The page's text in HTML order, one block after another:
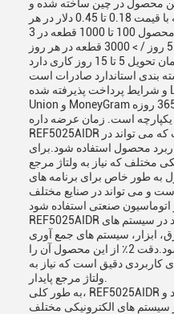
محصول در چین ساخته شده و
حداقل مقدار سفارش 100 قطعه با قیمت 0.18 تا 0.45 دلار در هر
قطعه است.ظرفیت عرضه این محصول 100 تا 1000 قطعه در 3
روز است/100 تا 3000 قطعه در 5 روز / > 3000 قطعه در هر روز
بندی استاندارد صادرات است
و شرایط پرداخت پذیرفته شده L / C، D / A، D / P، T / T، Western
Union و MoneyGram است. این محصول با گارانتی 365 روزه
است. زمان عرضه داره
REF5025AIDR اصلی یک محصول متنوع است که می تواند در
محصول استفاده شود.برای
مختلف که نیاز به ولتاژ مرجع
به طور خاص برای برنامه های
و می تواند در صنایع مختلف
REF5025AIDR یک محصول عالی است که می تواند در سیستم های
ابزار، سیستم های جمع آوری
داده ها و بسیاری دیگر استفاده شود.دقت 2٪ از این محصول آن را
کاربردی دقیق است که نیاز به
به طور کلی، REF5025AIDR اصلی یک محصول قابل اعتماد و
سیستم های الکترونیکی مختلف